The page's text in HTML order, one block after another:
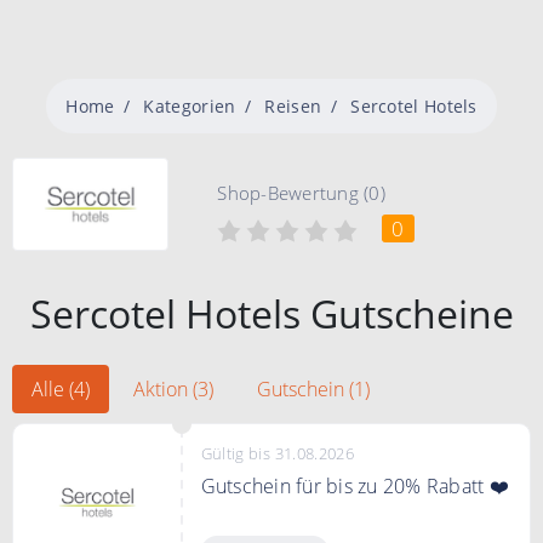
Home Kategorien Reisen Sercotel Hotels
Shop-Bewertung (0)
0
Sercotel Hotels Gutscheine
Alle (4) Aktion (3) Gutschein (1)
Gültig bis 31.08.2026
Gutschein für bis zu 20% Rabatt ❤️